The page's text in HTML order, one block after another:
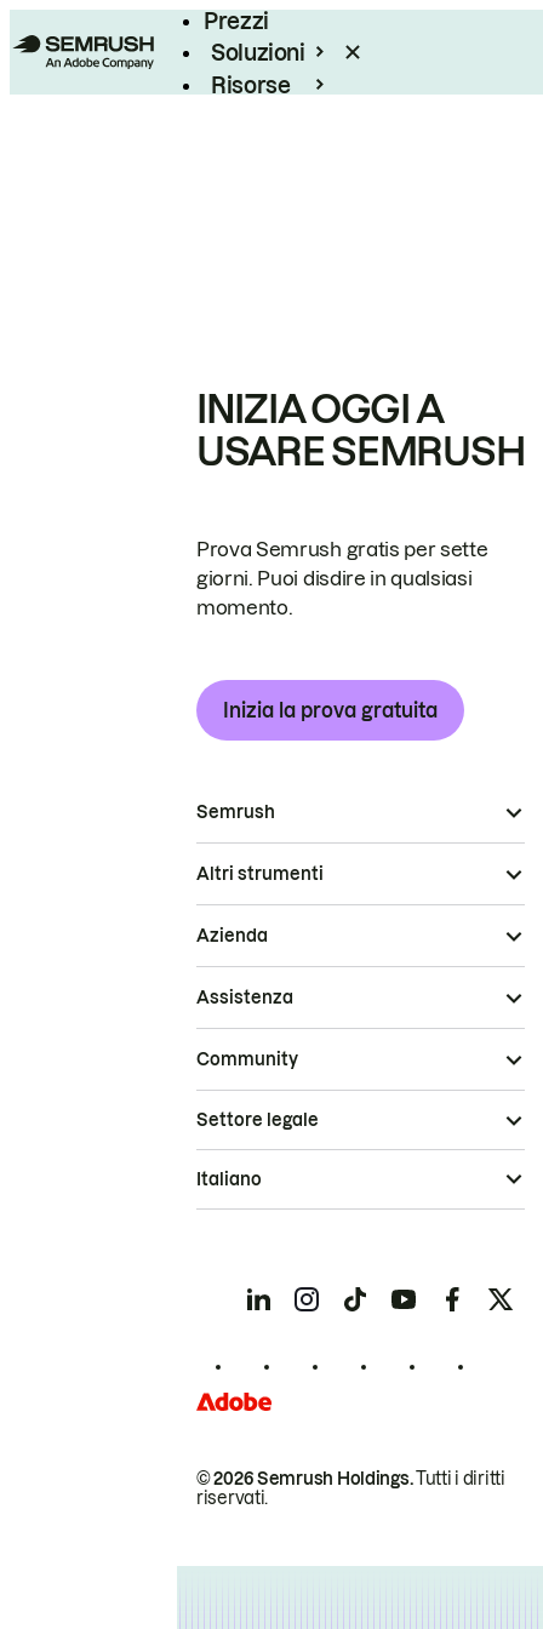
Prezzi
Soluzioni
Risorse
INIZIA OGGI A
USARE SEMRUSH
Prova Semrush gratis per sette
giorni. Puoi disdire in qualsiasi
momento.
Inizia la prova gratuita
Semrush
Altri strumenti
Azienda
Assistenza
Community
© 2026 Semrush Holdings.Tutti i diritti
riservati.
Settore legale
Italiano